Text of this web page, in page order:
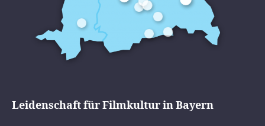
Leidenschaft für Filmkultur in Bayern